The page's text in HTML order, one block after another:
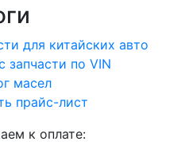
для китайских авто
запчасти по VIN
масел
прайс-лист
к оплате: